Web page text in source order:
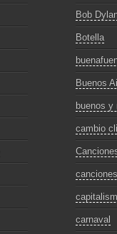
Bob
Botella
Buenos
buenos y
cambio
carnaval